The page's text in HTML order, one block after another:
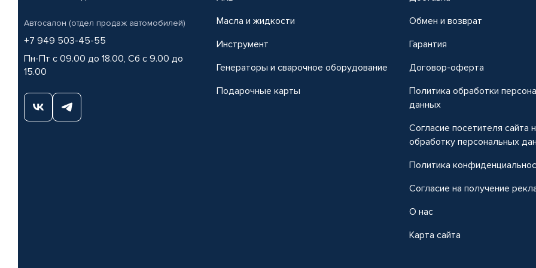
Автосалон (отдел продаж автомобилей)
+7 949 503-45-55
Пн-Пт с 09.00 до 18.00, Сб с 9.00 до
15.00
Масла и жидкости
Инструмент
Генераторы и сварочное оборудование
Подарочные карты
Обмен и возврат
Гарантия
Договор-оферта
Политика обработки
данных
Согласие посетителя сайта
обработку персональных
Политика
Согласие на получение
О нас
Карта сайта